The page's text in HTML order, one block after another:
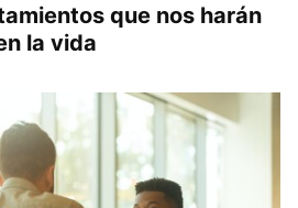
que nos harán
la vida